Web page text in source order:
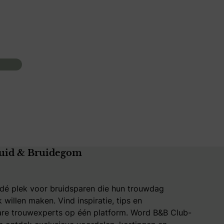
& Bruidegom
plek voor bruidsparen die hun trouwdag
willen maken. Vind inspiratie, tips en
trouwexperts op één platform. Word B&B Club-